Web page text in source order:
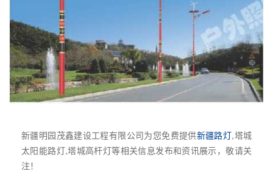
新疆明园茂鑫建设工程有限公司为您免费提供新疆路灯,塔城
太阳能路灯,塔城高杆灯等相关信息发布和资讯展示，敬请关
注！